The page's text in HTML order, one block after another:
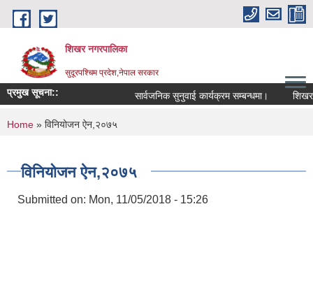
Skip to main content
शिखर नगरपालिका
सुदूरपश्चिम प्रदेश,नेपाल सरकार
प्रमुख सूचना:: सार्वजनिक सुनुवाई कार्यक्रम सम्बन्धमा। शिखर
You are here
Home » विनियोजन ऐन,२०७५
विनियोजन ऐन,२०७५
Submitted on: Mon, 11/05/2018 - 15:26